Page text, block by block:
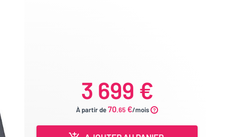
3 699 €
À partir de70.65 €/mois